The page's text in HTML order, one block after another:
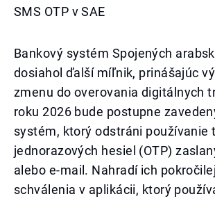
SMS OTP v SAE
Bankový systém Spojených
dosiahol ďalší míľnik, prinášajúc
zmenu do overovania digitálnych
roku 2026 bude postupne
systém, ktorý odstráni používanie
jednorazových hesiel (OTP)
alebo e-mail. Nahradí ich
schválenia v aplikácii, ktorý